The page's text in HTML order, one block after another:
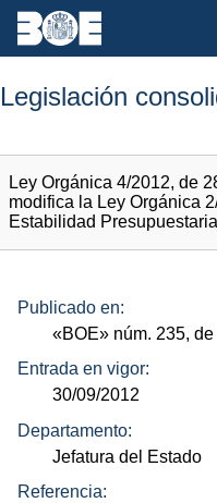
Legislación
Ley Orgánica 4/2012, de
modifica la Ley Orgánica
Estabilidad
Publicado en:
«BOE» núm. 235,
Entrada en vigor:
30/09/2012
Departamento:
Jefatura del Estado
Referencia: